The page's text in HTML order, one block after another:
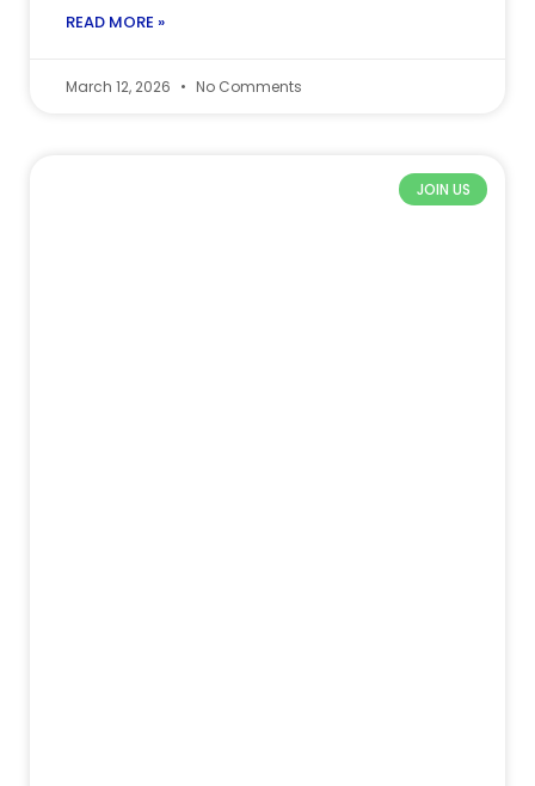
READ MORE »
March 12, 2026 No Comments
JOIN US